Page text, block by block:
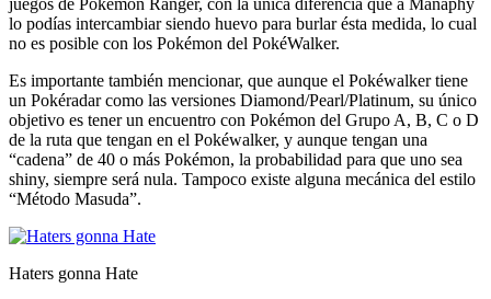
lo podías intercambiar siendo huevo para burlar ésta medida, lo cual
no es posible con los Pokémon del PokéWalker.
Es importante también mencionar, que aunque el Pokéwalker tiene
un Pokéradar como las versiones Diamond/Pearl/Platinum, su único
objetivo es tener un encuentro con Pokémon del Grupo A, B, C o D
de la ruta que tengan en el Pokéwalker, y aunque tengan una
“cadena” de 40 o más Pokémon, la probabilidad para que uno sea
shiny, siempre será nula. Tampoco existe alguna mecánica del estilo
“Método Masuda”.
Haters gonna Hate